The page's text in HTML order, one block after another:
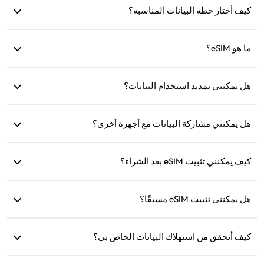
كيف أختار خطة البيانات المناسبة؟
ما هو eSIM؟
وتثبيتها، يمكنك استخدامها للاتصال بالإنترنت.
هل يمكنني تمديد استخدام البيانات؟
الحالية.
هل يمكنني مشاركة البيانات مع أجهزة أخرى؟
البيانات هو نفسه كما على هاتفك.
كيف يمكنني تثبيت eSIM بعد الشراء؟
للتثبيت.
هل يمكنني تثبيت eSIM مسبقًا؟
عند الوصول.
كيف أتحقق من استهلاك البيانات الخاص بي؟